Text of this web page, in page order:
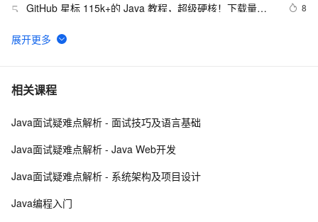
5 GitHub 星标 115k+的 Java 教程，超级硬核！下载量突
8
6 营销活动送红包接入说明（Java版）
7 2. Java中的垃圾收集 - GC参考手册
8 poj-1503-java大数相加
10java 中的多线程   内部类实现 数据共享 和 Runnable实
相关课程
Java面试疑难点解析 - 面试技巧及语言基础
Java面试疑难点解析 - Java Web开发
Java面试疑难点解析 - 系统架构及项目设计
Java编程入门